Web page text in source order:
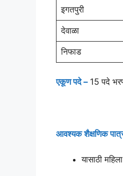
इगतपुरी
देवाळा
निफाड
एकूण पदे – 15 पदे
आवश्यक शैक्षणिक
यासाठी